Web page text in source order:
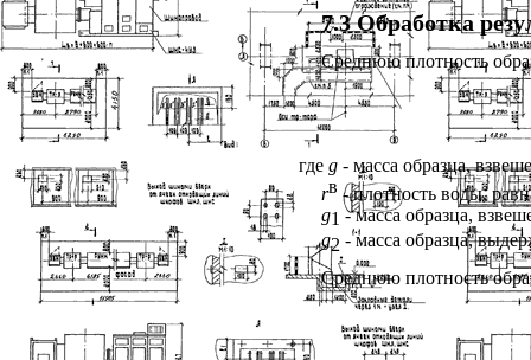
7.3 Обработка
Среднюю плотность
где g - масса образца,
rв - плотность воды,
g1 - масса образца,
g2 - масса образца,
Среднюю плотность